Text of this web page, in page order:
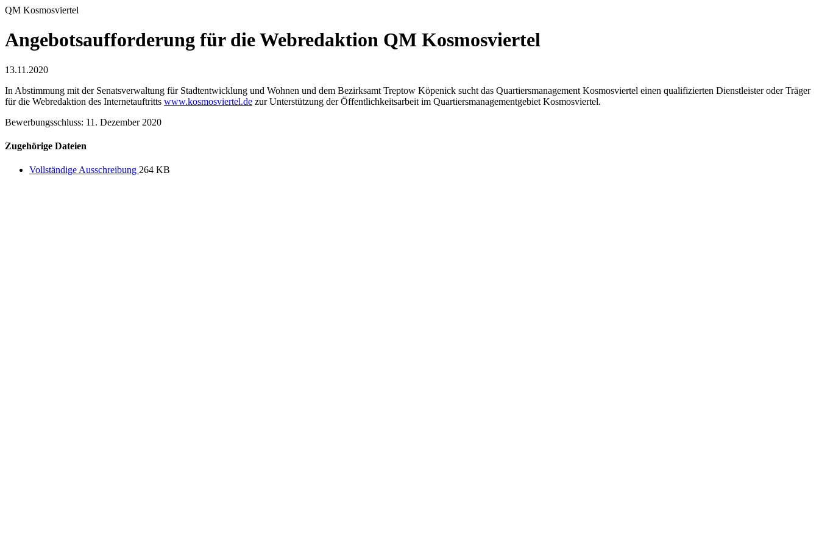
QM Kosmosviertel
Angebotsaufforderung für die Webredaktion QM Kosmosviertel
13.11.2020
In Abstimmung mit der Senatsverwaltung für Stadtentwicklung und Wohnen und dem Bezirksamt Treptow Köpenick sucht das Quartiersmanagement Kosmosviertel einen qualifizierten Dienstleister oder Träger
für die Webredaktion des Internetauftritts www.kosmosviertel.de zur Unterstützung der Öffentlichkeitsarbeit im Quartiersmanagementgebiet Kosmosviertel.
Bewerbungsschluss: 11. Dezember 2020
Zugehörige Dateien
Vollständige Ausschreibung 264 KB